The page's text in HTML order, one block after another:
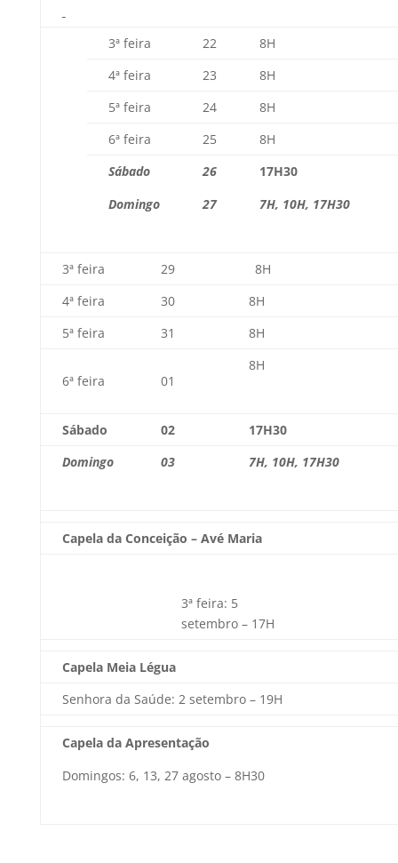
3ª feira 22
8H
4ª feira
23
8H
5ª feira
24
8H
6ª feira
25
8H
Sábado
Domingo
26
27
17H30
7H, 10H, 17H30
3ª feira 29
8H
4ª feira
30
8H
5ª feira
31 8H
6ª feira 01
8H
Sábado 02
17H30
Domingo
03 7H, 10H, 17H30
Capela da Conceição – Avé Maria
3ª feira: 5
setembro – 17H
Capela Meia Légua
Senhora da Saúde: 2 setembro – 19H
Capela da Apresentação
Domingos: 6, 13, 27 agosto – 8H30